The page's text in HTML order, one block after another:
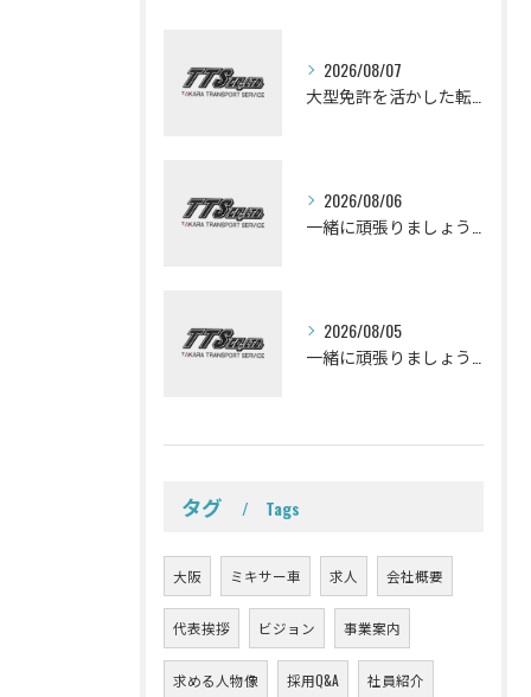
2026/08/07
2026/08/06
2026/08/05
タグ Tags
大阪 ミキサー車 求人 会社概要
代表挨拶 ビジョン 事業案内
求める人物像 採用Q&A 社員紹介